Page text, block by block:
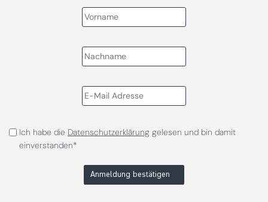
Ich habe die Datenschutzerklärunggelesen und bin damit
einverstanden*
Anmeldung bestätigen